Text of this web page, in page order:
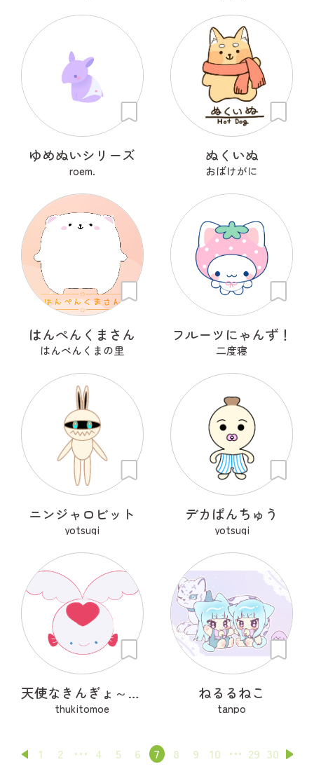
ゆめぬいシリーズ
roem.
ぬくいぬ
おばけがに
はんぺんくまさん
はんぺんくまの里
フルーツにゃんず！
二度寝
ニンジャロビット
yotsugi
デカぱんちゅう
yotsugi
天使なきんぎょ～ぷくぱたぷう
thukitomoe
ねるるねこ
tanpo
1 2 4 5 6 7 8 9 10 29 30